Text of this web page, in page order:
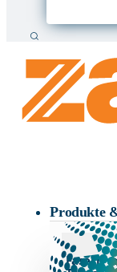
Suche
Produkte
Fasern